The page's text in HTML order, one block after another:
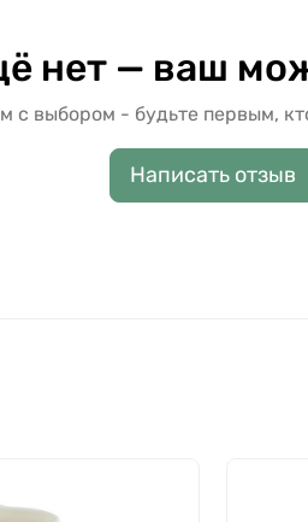
нет — ваш
с выбором - будьте первым,
Написать отзыв